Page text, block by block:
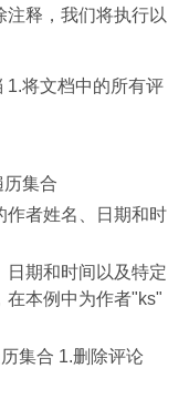
注释，我们将执行以
1.将文档中的所有评
集合
作者姓名、日期和时
日期和时间以及特定
在本例中为作者"ks"
集合 1.删除评论